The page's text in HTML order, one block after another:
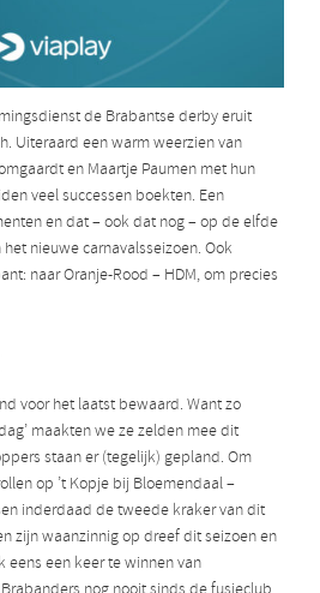
de Brabantse derby eruit
Uiteraard een warm weerzien van
en Maartje Paumen met hun
veel successen boekten. Een
en dat – ook dat nog – op de elfde
nieuwe carnavalsseizoen. Ook
naar Oranje-Rood – HDM, om precies
voor het laatst bewaard. Want zo
maakten we ze zelden mee dit
staan er (tegelijk) gepland. Om
op ’t Kopje bij Bloemendaal –
inderdaad de tweede kraker van dit
zijn waanzinnig op dreef dit seizoen en
een keer te winnen van